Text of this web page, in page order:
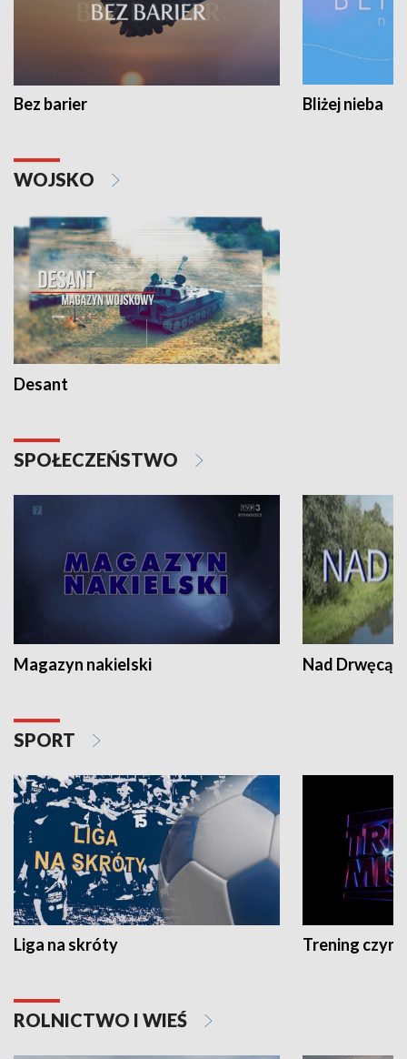
Bez barier Bliżej nieba
WOJSKO
Desant
SPOŁECZEŃSTWO
Magazyn nakielski Nad Drwęcą
SPORT
Liga na skróty Trening czyni
ROLNICTWO I WIEŚ